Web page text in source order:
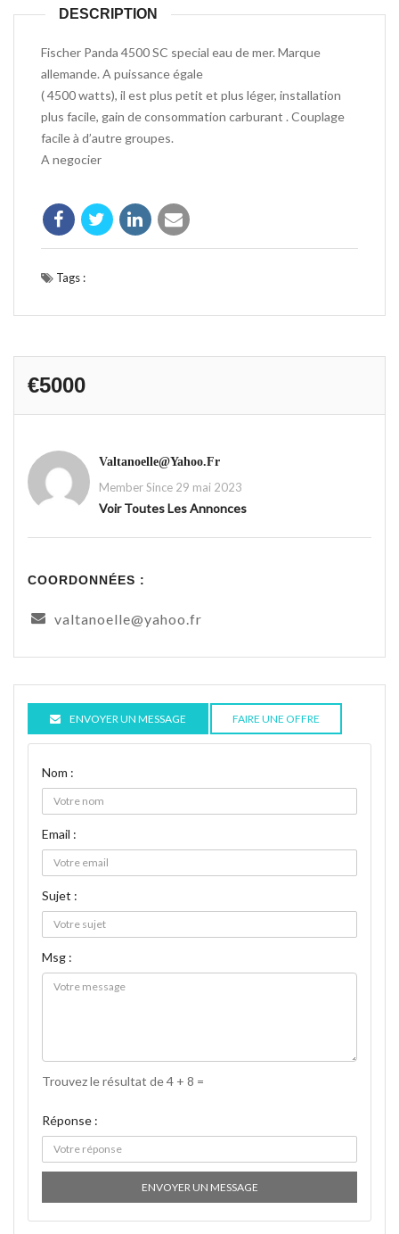
DESCRIPTION
Fischer Panda 4500 SC special eau de mer. Marque
allemande. A puissance égale
( 4500 watts), il est plus petit et plus léger, installation
plus facile, gain de consommation carburant . Couplage
facile à d’autre groupes.
A negocier
Tags :
€5000
Valtanoelle@yahoo.fr
Member Since 29 mai 2023
Voir Toutes Les Annonces
COORDONNÉES :
valtanoelle@yahoo.fr
ENVOYER UN MESSAGE FAIRE UNE OFFRE
Nom :
Email :
Sujet :
Msg :
Trouvez le résultat de 4 + 8 =
Réponse :
ENVOYER UN MESSAGE